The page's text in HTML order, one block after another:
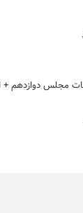
مجلس دوازدهم